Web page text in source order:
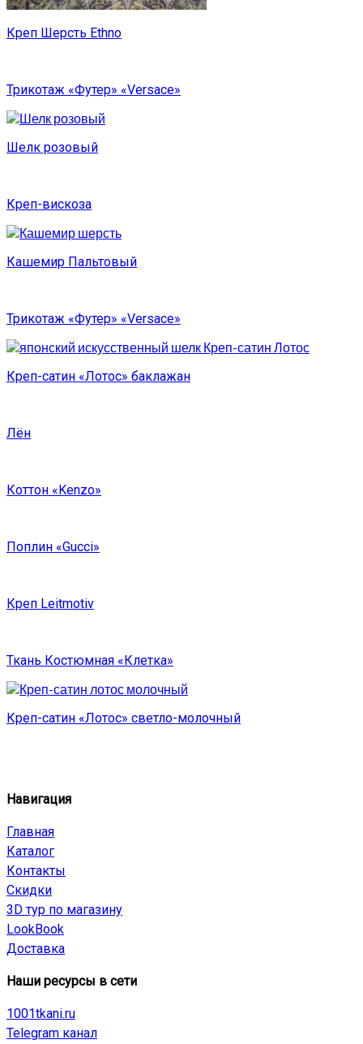
Креп Шерсть Ethno
Трикотаж «Футер» «Versace»
Шелк розовый
Креп-вискоза
Кашемир Пальтовый
Трикотаж «Футер» «Versace»
Креп-сатин «Лотос» баклажан
Лён
Коттон «Kenzo»
Поплин «Gucci»
Креп Leitmotiv
Ткань Костюмная «Клетка»
Креп-сатин «Лотос» светло-молочный
Навигация
Главная
Каталог
Контакты
Скидки
3D тур по магазину
LookBook
Доставка
Наши ресурсы в сети
1001tkani.ru
Telegram канал